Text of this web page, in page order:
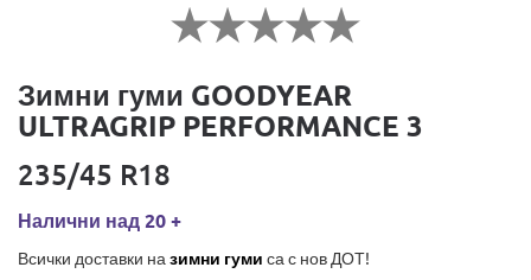
Зимни гуми GOODYEAR
ULTRAGRIP PERFORMANCE 3
235/45 R18
Налични над 20 +
Всички доставки на зимни гуми са с нов ДОТ!